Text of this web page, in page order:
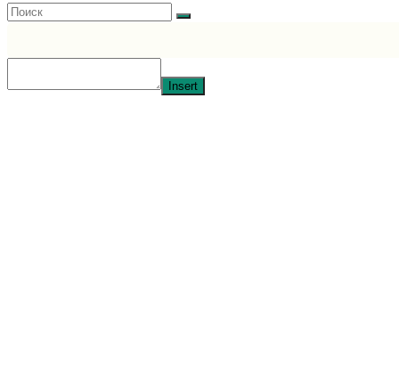
Insert